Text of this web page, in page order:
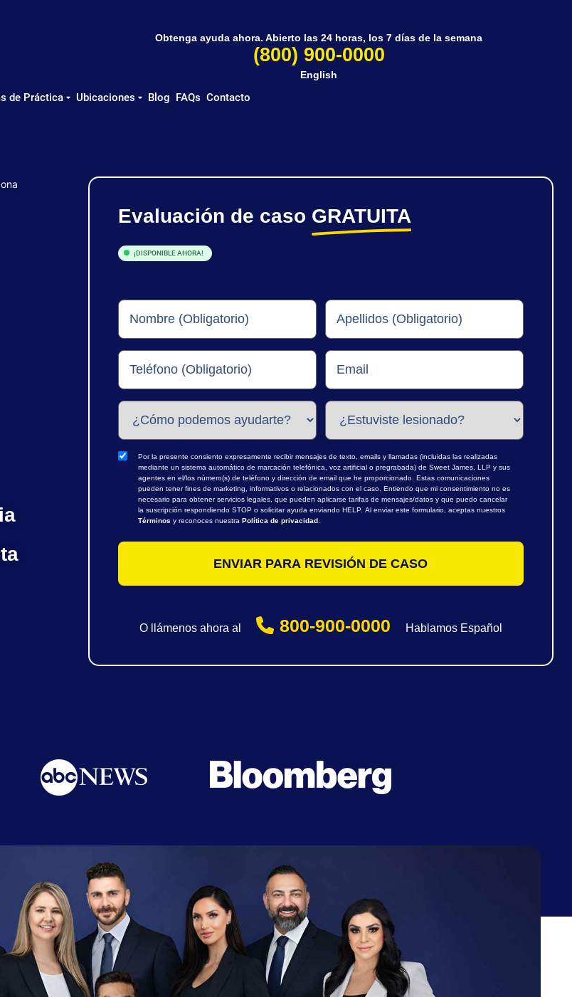
de Práctica Ubicaciones Blog FAQs Contacto
Obtenga ayuda ahora. Abierto las 24 horas, los 7 días de la semana
(800) 900-0000
English
Evaluación de caso GRATUITA
¡DISPONIBLE AHORA!
Por la presente consiento expresamente recibir mensajes de texto, emails y llamadas (incluidas las realizadas
mediante un sistema automático de marcación telefónica, voz artificial o pregrabada) de Sweet James, LLP y sus
agentes en el/los número(s) de teléfono y dirección de email que he proporcionado. Estas comunicaciones
pueden tener fines de marketing, informativos o relacionados con el caso. Entiendo que mi consentimiento no es
necesario para obtener servicios legales, que pueden aplicarse tarifas de mensajes/datos y que puedo cancelar
la suscripción respondiendo STOP o solicitar ayuda enviando HELP. Al enviar este formulario, aceptas nuestros
Términos y reconoces nuestra Política de privacidad .
O llámenos ahora al 800-900-0000 Hablamos Español